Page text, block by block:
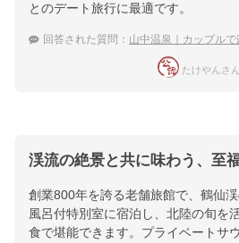
とのデート旅行に最適です。
回答された質問： 山中温泉｜カップルで露天風呂付き
たけやんさ
渓流の絶景と共に味わう、至
創業800年を誇る老舗旅館で、鶴仙
風呂付特別室に宿泊し、北陸の旬を
食で堪能できます。プライベートサ